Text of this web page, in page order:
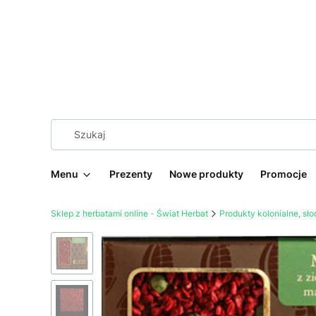
Menu Prezenty Nowe produkty Promocje
Sklep z herbatami online - Świat Herbat Produkty kolonialne,